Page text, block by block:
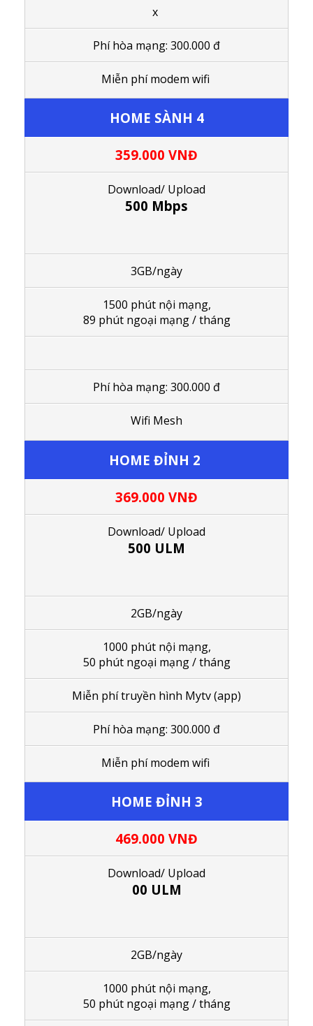
x
Phí hòa mạng: 300.000 đ
Miễn phí modem wifi
HOME SÀNH 4
359.000 VNĐ
Download/ Upload
500 Mbps
3GB/ngày
1500 phút nội mạng,
89 phút ngoại mạng / tháng
Phí hòa mạng: 300.000 đ
Wifi Mesh
HOME ĐỈNH 2
369.000 VNĐ
Download/ Upload
500 ULM
2GB/ngày
1000 phút nội mạng,
50 phút ngoại mạng / tháng
Miễn phí truyền hình Mytv (app)
Phí hòa mạng: 300.000 đ
Miễn phí modem wifi
HOME ĐỈNH 3
469.000 VNĐ
Download/ Upload
00 ULM
2GB/ngày
1000 phút nội mạng,
50 phút ngoại mạng / tháng